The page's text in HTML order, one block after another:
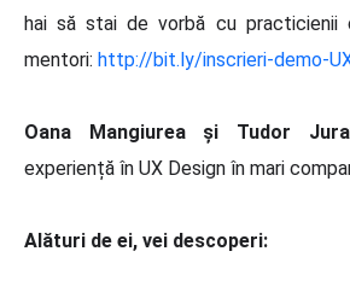
hai să stai de vorbă cu
mentori: http://bit.ly/inscrieri-demo-
Oana Mangiurea și Tudor
experiență în UX Design în mari
Alături de ei, vei descoperi: